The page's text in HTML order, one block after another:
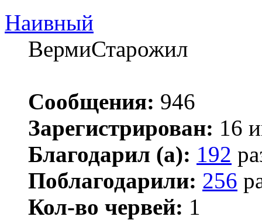
Наивный
ВермиСтарожил
Сообщения: 946
Зарегистрирован: 16
Благодарил (а): 192
Поблагодарили: 256
Кол-во червей: 1